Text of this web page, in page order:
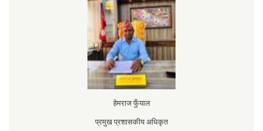
हेमराज फुँयाल
प्रमुख प्रशासकीय अधिकृत